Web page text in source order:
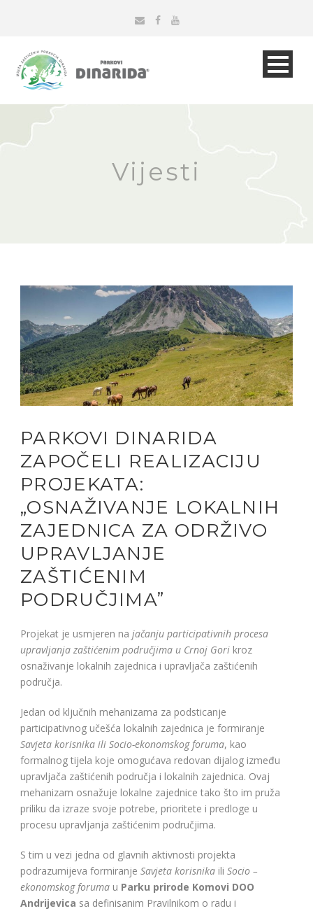
Vijesti
PARKOVI DINARIDA
ZAPOČELI REALIZACIJU
PROJEKATA:
„OSNAŽIVANJE LOKALNIH
ZAJEDNICA ZA ODRŽIVO
UPRAVLJANJE
ZAŠTIĆENIM
PODRUČJIMA”
Projekat je usmjeren na jačanju participativnih procesa
upravljanja zaštićenim područjima u Crnoj Gori kroz
osnaživanje lokalnih zajednica i upravljača zaštićenih
područja.
Jedan od ključnih mehanizama za podsticanje
participativnog učešća lokalnih zajednica je formiranje
Savjeta korisnika ili Socio-ekonomskog foruma, kao
formalnog tijela koje omogućava redovan dijalog između
upravljača zaštićenih područja i lokalnih zajednica. Ovaj
mehanizam osnažuje lokalne zajednice tako što im pruža
priliku da izraze svoje potrebe, prioritete i predloge u
procesu upravljanja zaštićenim područjima.
S tim u vezi jedna od glavnih aktivnosti projekta
podrazumijeva formiranje Savjeta korisnika ili Socio –
ekonomskog foruma u Parku prirode Komovi DOO
Andrijevica sa definisanim Pravilnikom o radu i